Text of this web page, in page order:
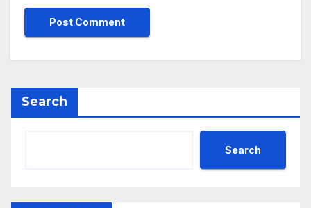
Search
Search